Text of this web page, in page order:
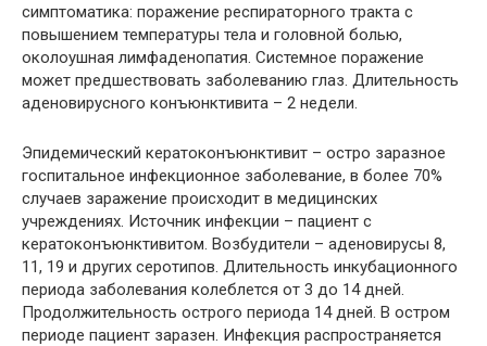
симптоматика: поражение респираторного тракта с
повышением температуры тела и головной болью,
околоушная лимфаденопатия. Системное поражение
может предшествовать заболеванию глаз. Длительность
аденовирусного конъюнктивита – 2 недели.
Эпидемический кератоконъюнктивит – остро заразное
госпитальное инфекционное заболевание, в более 70%
случаев заражение происходит в медицинских
учреждениях. Источник инфекции – пациент с
кератоконъюнктивитом. Возбудители – аденовирусы 8,
11, 19 и других серотипов. Длительность инкубационного
периода заболевания колеблется от 3 до 14 дней.
Продолжительность острого периода 14 дней. В остром
периоде пациент заразен. Инфекция распространяется